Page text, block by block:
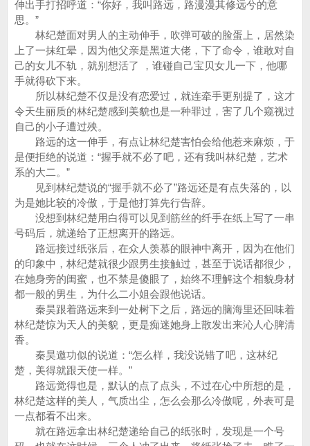
伸出手打招呼道：“你好，我叫路远，路漫漫其修远兮的意
思。”
林纪楚面对男人的主动伸手，吹弹可破的脸蛋上，居然染
上了一抹红晕，因为他父亲是黑道大佬，下了命令，谁敢对自
己的女儿不轨，就别想活了 ，谁碰自己宝贝女儿一下，他哪
手就得砍下来。
所以林纪楚不仅是没有恋爱过，就连牵手更别提了，这才
令天生丽质的林纪楚感到美貌也是一种罪过，害了几个窥视过
自己的小子遭过殃。
路远的这一伸手，有点让林纪楚害怕会给他惹来麻烦，于
是便拒绝的说道：“握手就不必了吧，还有我叫林纪楚，艺术
系的大二。”
见到林纪楚说的“握手就不必了”路远还是有点失落的，以
为是她比较的冷傲，于是他打算先行告辞。
没想到林纪楚用白得可以见到筋丝的纤手在纸上写了一串
号码后，就递给了正想离开的路远。
路远接过纸张后，在众人羡慕的眼神中离开，因为在他们
的印象中，林纪楚就很少跟男生接触过，甚至于说话都很少，
在她身旁的闺蜜，也不禁是傻眼了，始终不理解这个相貌身材
都一般的男生，为什么二小姐会跟他说话。
秦昊跟着路远来到一处树下之后，路远的脑海里还回味着
林纪楚惊为天人的美貌，更是痴迷她身上散发出来沁人心脾清
香。
秦昊邀功似的说道：“怎么样，我没说错了吧，这林纪
楚，美得就跟天使一样。”
路远觉得也是，默认的点了点头，不过在心中所想的是，
林纪楚这样的美人，气质出尘，怎么会那么冷傲呢，外表可是
一点都看不出来。
就在路远拿出林纪楚递给自己的纸张时，发现是一个号